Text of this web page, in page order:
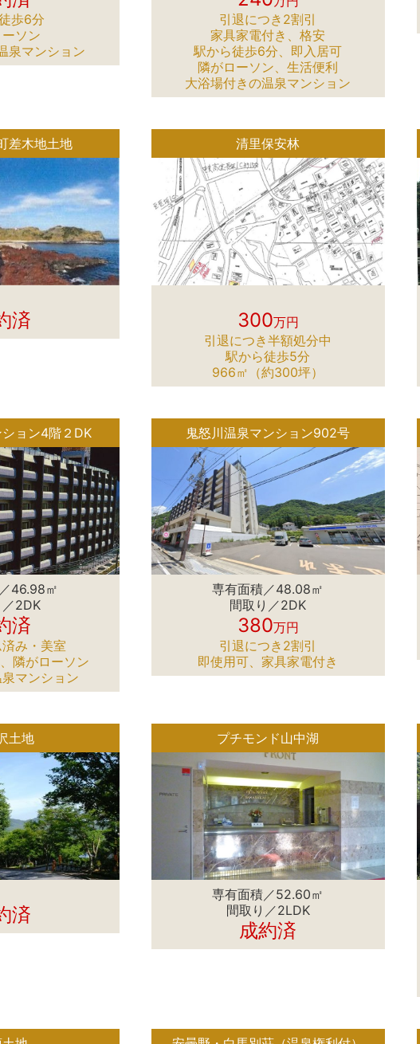
歩6分
ソン
泉マンション
引退につき2割引
家具家電付き、格安
駅から徒歩6分、即入居可
隣がローソン、生活便利
大浴場付きの温泉マンション
差木地土地
済
清里保安林
300万円
引退につき半額処分中
駅から徒歩5分
966㎡（約300坪）
ョン4階２DK
46.98㎡
2DK
済
み・美室
隣がローソン
マンション
鬼怒川温泉マンション902号
専有面積／48.08㎡
間取り／2DK
380万円
引退につき2割引
即使用可、家具家電付き
土地
済
プチモンド山中湖
専有面積／52.60㎡
間取り／2LDK
成約済